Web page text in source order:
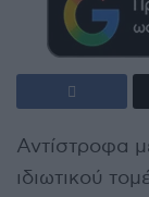
Αντίστροφα
ιδιωτικού